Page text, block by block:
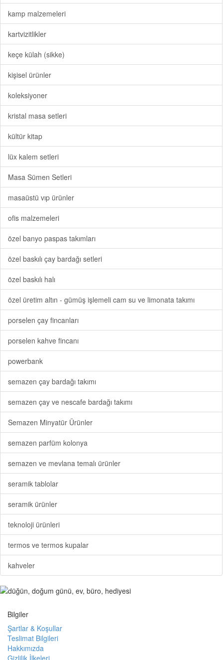
kamp malzemeleri
kartvizitlikler
keçe külah (sikke)
kişisel ürünler
koleksiyoner
kristal masa setleri
kültür kitap
lüx kalem setleri
Masa Sümen Setleri
masaüstü vıp ürünler
ofis malzemeleri
özel banyo paspas takımları
özel baskılı çay bardağı setleri
özel baskılı halı
özel üretim altın - gümüş işlemeli cam su ve limonata takımı
porselen çay fincanları
porselen kahve fincanı
powerbank
semazen çay bardağı takımı
semazen çay ve nescafe bardağı takımı
Semazen Minyatür Ürünler
semazen parfüm kolonya
semazen ve mevlana temalı ürünler
seramik tablolar
seramik ürünler
teknoloji ürünleri
termos ve termos kupalar
kahveler
Bilgiler
Şartlar & Koşullar
Teslimat Bilgileri
Hakkımızda